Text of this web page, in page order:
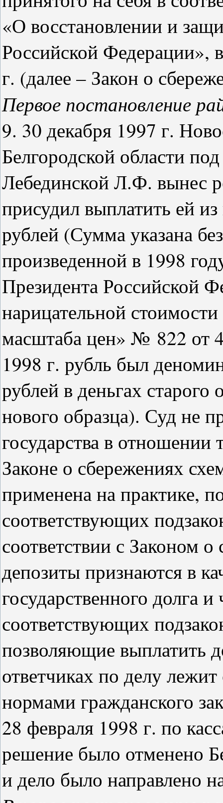
«О восстановлении и
Российской Федерации»,
г. (далее – Закон о
Первое постановление
9. 30 декабря 1997 г.
Белгородской области
Лебединской Л.Ф. вынес
присудил выплатить ей
рублей (Сумма указана
произведенной в 1998
Президента Российской
нарицательной
масштаба цен» № 822 от 4
1998 г. рубль был
рублей в деньгах старого
нового образца). Суд не
государства в отношении
Законе о сбережениях
применена на практике,
соответствующих
соответствии с Законом
депозиты признаются в
государственного долга
соответствующих
позволяющие выплатить
ответчиках по делу лежит
нормами гражданского
28 февраля 1998 г. по
решение было отменено
и дело было направлено